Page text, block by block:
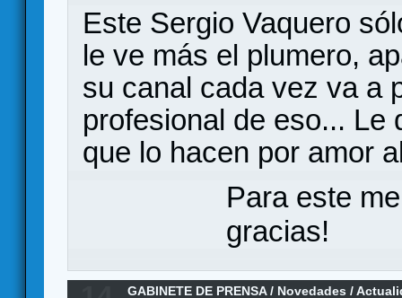
Este Sergio Vaquero
le ve más el plumero,
su canal cada vez va a
profesional de eso... Le
que lo hacen por amor
Para este
gracias!
GABINETE DE PRENSA/ Novedades /